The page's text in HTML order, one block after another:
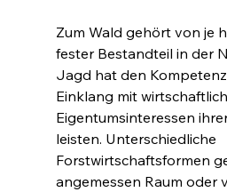
Zum Wald gehört von je
fester Bestandteil in der
Jagd hat den
Einklang mit
Eigentumsinteressen
leisten. Unterschiedliche
Forstwirtschaftsformen
angemessen Raum oder